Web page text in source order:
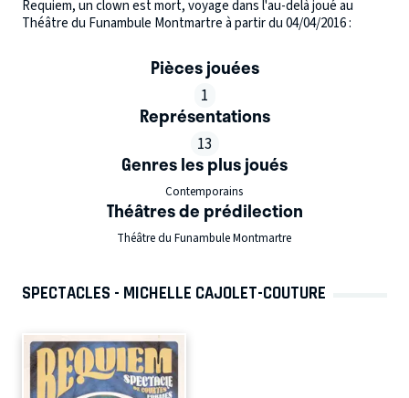
Requiem, un clown est mort, voyage dans l'au-delà joué au
Théâtre du Funambule Montmartre à partir du 04/04/2016 :
Pièces jouées
1
Représentations
13
Genres les plus joués
Contemporains
Théâtres de prédilection
Théâtre du Funambule Montmartre
SPECTACLES - MICHELLE CAJOLET-COUTURE